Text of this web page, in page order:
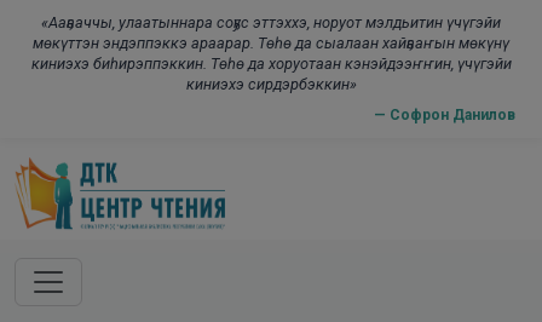
«Ааҕааччы, улаатыннара соҕус эттэххэ, норуот мэлдьитин үчүгэйи
мөкүттэн эндэппэккэ араарар. Төһө да сыалаан хайҕааҥын мөкүнү
киниэхэ биһирэппэккин. Төһө да хоруотаан кэнэйдээҥҥин, үчүгэйи
киниэхэ сирдэрбэккин»
— Софрон Данилов
Skip to main content